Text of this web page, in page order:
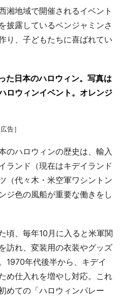
湘地域で開催されるイベント
披露しているベンジャミンさ
り、子どもたちに喜ばれてい
た日本のハロウィン。写真は
ロウィンイベント。オレンジ
広告］
のハロウィンの歴史は、輸入
ランド（現在はキデイランド
（代々木・米空軍ワシントン
ジ色の風船が重要な働きをし
頃、毎年10月に入ると米軍関
訪れ、変装用の衣装やグッズ
1970年代後半から、キデイ
め仕入れを増やし対応。これ
めての「ハロウィンパレー